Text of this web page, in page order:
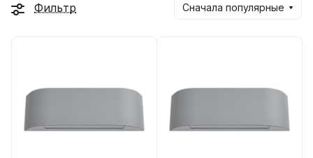
Фильтр Сначала популярные